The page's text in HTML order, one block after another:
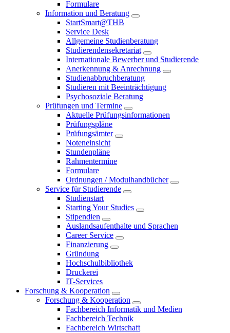
Formulare
Information und Beratung
StartSmart@THB
Service Desk
Allgemeine Studienberatung
Studierendensekretariat
Internationale Bewerber und Studierende
Anerkennung & Anrechnung
Studienabbruchberatung
Studieren mit Beeinträchtigung
Psychosoziale Beratung
Prüfungen und Termine
Aktuelle Prüfungsinformationen
Prüfungspläne
Prüfungsämter
Noteneinsicht
Stundenpläne
Rahmentermine
Formulare
Ordnungen / Modulhandbücher
Service für Studierende
Studienstart
Starting Your Studies
Stipendien
Auslandsaufenthalte und Sprachen
Career Service
Finanzierung
Gründung
Hochschulbibliothek
Druckerei
IT-Services
Forschung & Kooperation
Forschung & Kooperation
Fachbereich Informatik und Medien
Fachbereich Technik
Fachbereich Wirtschaft